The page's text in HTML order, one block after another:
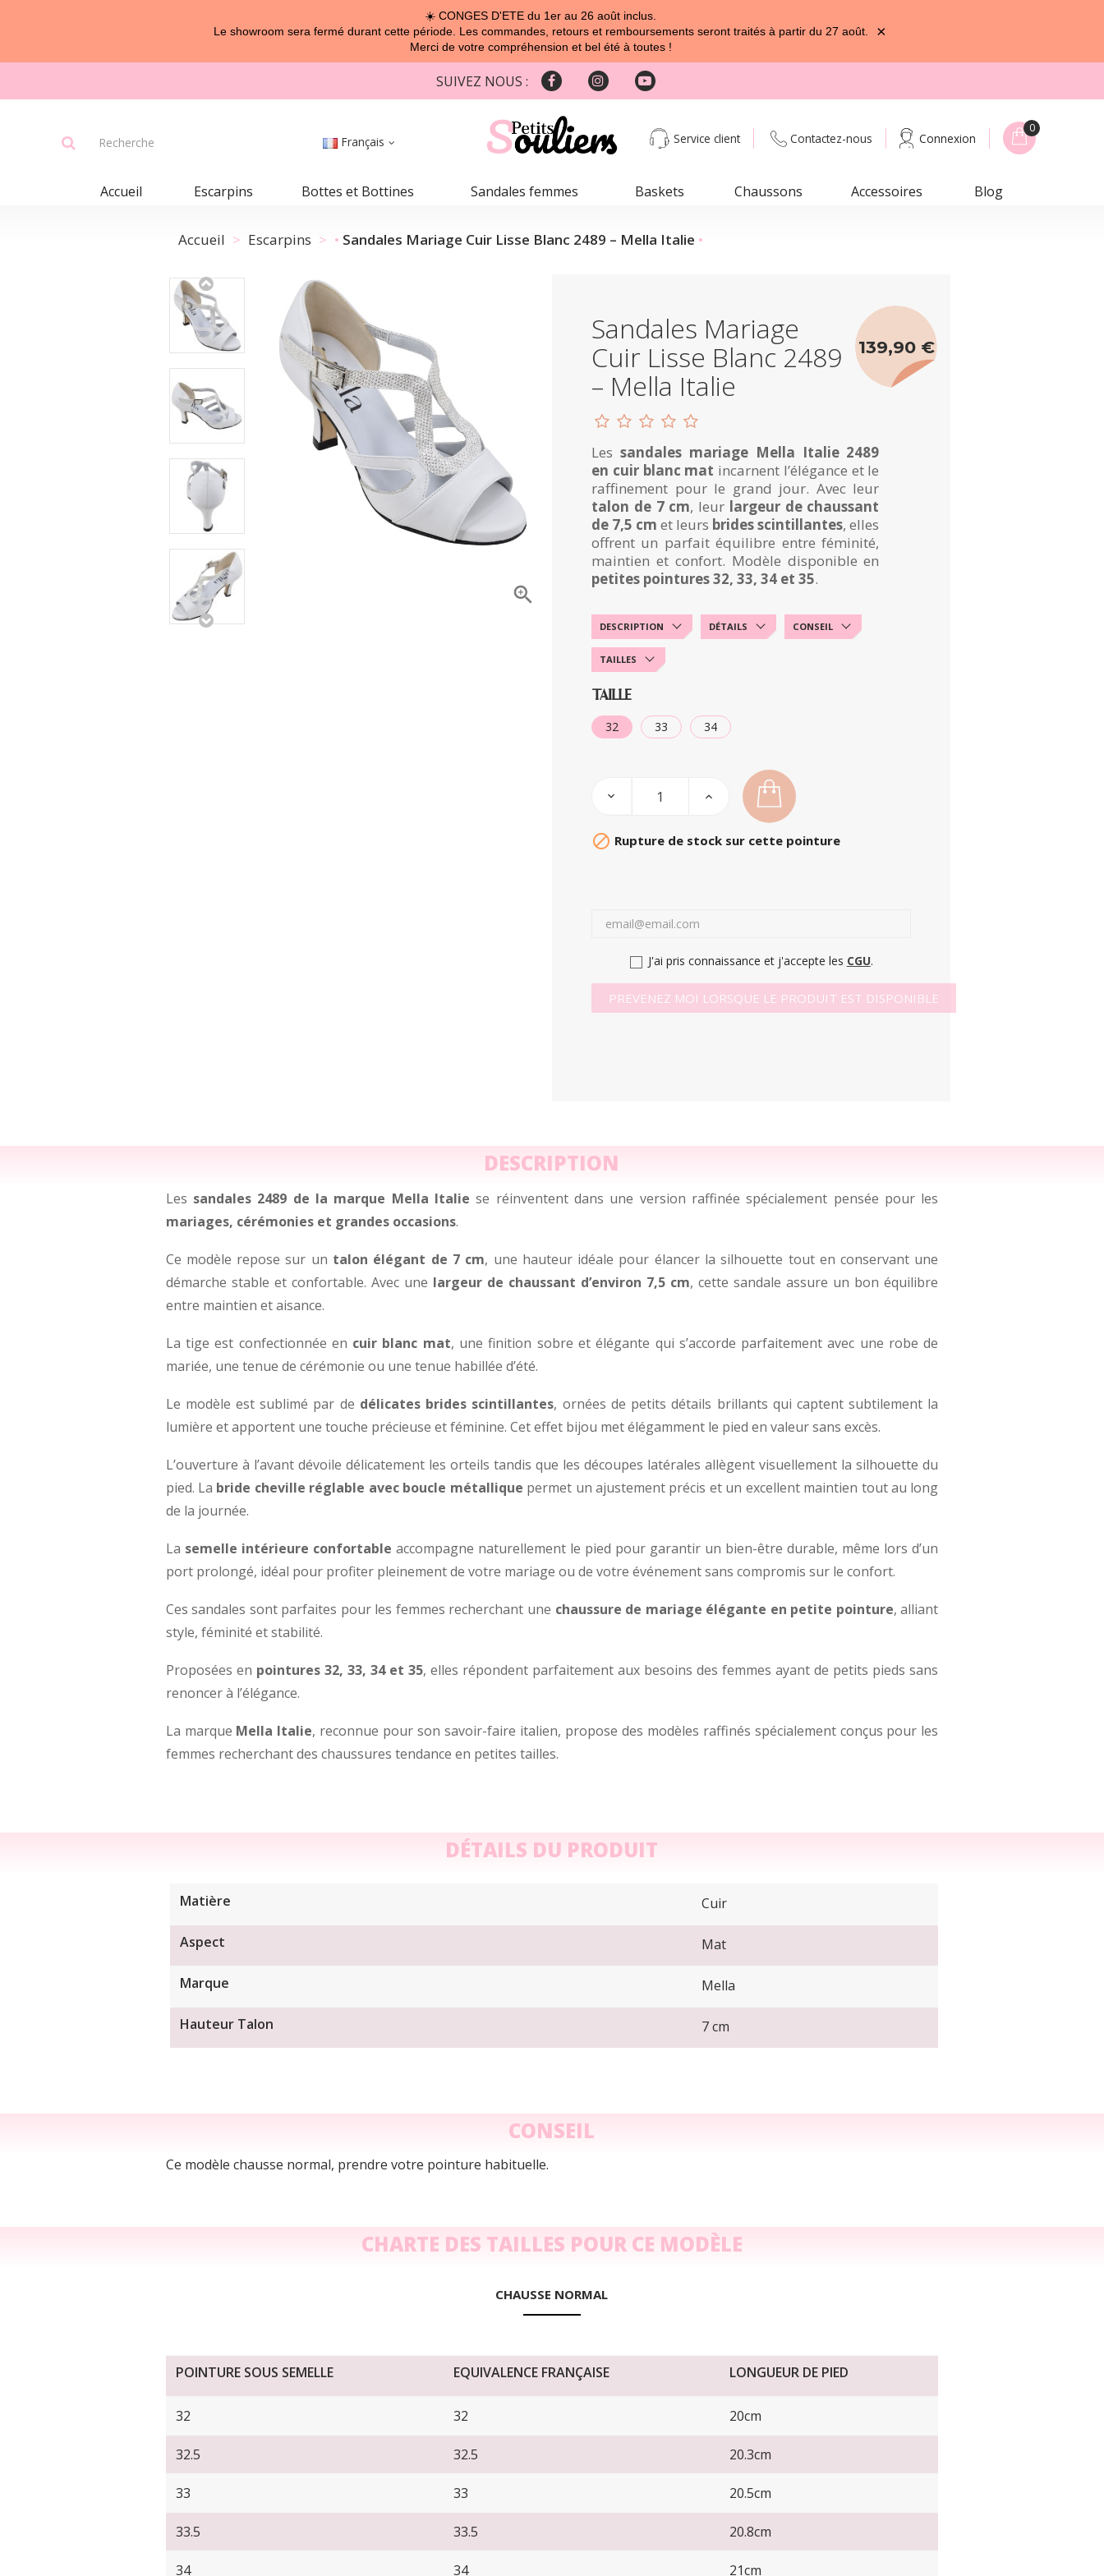
☀️ CONGES D'ETE du 1er au 26 août inclus.
Le showroom sera fermé durant cette période. Les commandes, retours et remboursements seront traités à partir du 27 août.
Merci de votre compréhension et bel été à toutes !
×
SUIVEZ NOUS :
Français Service client Contactez-nous Connexion
0
Accueil Escarpins Bottes et Bottines Sandales femmes Baskets Chaussons Accessoires Blog
Accueil Escarpins Sandales Mariage Cuir Lisse Blanc 2489 – Mella Italie

Sandales Mariage
Cuir Lisse Blanc 2489
– Mella Italie
Les sandales mariage Mella Italie 2489
en cuir blanc mat incarnent l’élégance et le
raffinement pour le grand jour. Avec leur
talon de 7 cm, leur largeur de chaussant
de 7,5 cm et leurs brides scintillantes, elles
offrent un parfait équilibre entre féminité,
maintien et confort. Modèle disponible en
petites pointures 32, 33, 34 et 35.
139,90 €
DESCRIPTION DÉTAILS CONSEIL
TAILLES
TAILLE
32 33 34
 Rupture de stock sur cette pointure
J'ai pris connaissance et j'accepte les CGU.
PREVENEZ MOI LORSQUE LE PRODUIT EST DISPONIBLE
DESCRIPTION
Les sandales 2489 de la marque Mella Italie se réinventent dans une version raffinée spécialement pensée pour les
mariages, cérémonies et grandes occasions.
Ce modèle repose sur un talon élégant de 7 cm, une hauteur idéale pour élancer la silhouette tout en conservant une
démarche stable et confortable. Avec une largeur de chaussant d’environ 7,5 cm, cette sandale assure un bon équilibre
entre maintien et aisance.
La tige est confectionnée en cuir blanc mat, une finition sobre et élégante qui s’accorde parfaitement avec une robe de
mariée, une tenue de cérémonie ou une tenue habillée d’été.
Le modèle est sublimé par de délicates brides scintillantes, ornées de petits détails brillants qui captent subtilement la
lumière et apportent une touche précieuse et féminine. Cet effet bijou met élégamment le pied en valeur sans excès.
L’ouverture à l’avant dévoile délicatement les orteils tandis que les découpes latérales allègent visuellement la silhouette du
pied. La bride cheville réglable avec boucle métallique permet un ajustement précis et un excellent maintien tout au long
de la journée.
La semelle intérieure confortable accompagne naturellement le pied pour garantir un bien-être durable, même lors d’un
port prolongé, idéal pour profiter pleinement de votre mariage ou de votre événement sans compromis sur le confort.
Ces sandales sont parfaites pour les femmes recherchant une chaussure de mariage élégante en petite pointure, alliant
style, féminité et stabilité.
Proposées en pointures 32, 33, 34 et 35, elles répondent parfaitement aux besoins des femmes ayant de petits pieds sans
renoncer à l’élégance.
La marque Mella Italie, reconnue pour son savoir-faire italien, propose des modèles raffinés spécialement conçus pour les
femmes recherchant des chaussures tendance en petites tailles.
DÉTAILS DU PRODUIT
Matière Cuir
Aspect Mat
Marque Mella
Hauteur Talon 7 cm
CONSEIL
Ce modèle chausse normal, prendre votre pointure habituelle.
CHARTE DES TAILLES POUR CE MODÈLE
CHAUSSE NORMAL
POINTURE SOUS SEMELLE EQUIVALENCE FRANÇAISE LONGUEUR DE PIED
32 32 20cm
32.5 32.5 20.3cm
33 33 20.5cm
33.5 33.5 20.8cm
34 34 21cm